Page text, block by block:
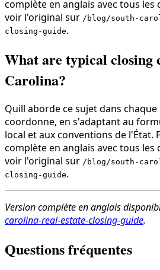
complète en anglais avec tous
voir l'original sur /blog/south-
closing-guide.
What are typical closing
Carolina?
Quill aborde ce sujet dans
coordonne, en s'adaptant au
local et aux conventions de l'État.
complète en anglais avec tous
voir l'original sur /blog/south-
closing-guide.
Version complète en anglais
carolina-real-estate-closing-guide.
Questions fréquentes